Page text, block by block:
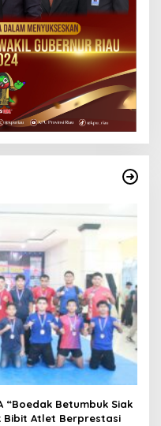
“Boedak Betumbuk Siak
Bibit Atlet Berprestasi